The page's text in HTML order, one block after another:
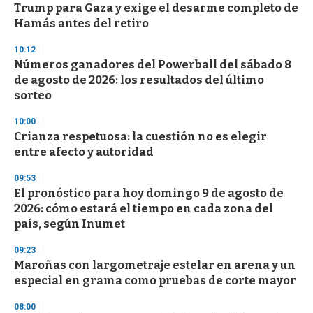
Trump para Gaza y exige el desarme completo de
Hamás antes del retiro
10:12
Números ganadores del Powerball del sábado 8
de agosto de 2026: los resultados del último
sorteo
10:00
Crianza respetuosa: la cuestión no es elegir
entre afecto y autoridad
09:53
El pronóstico para hoy domingo 9 de agosto de
2026: cómo estará el tiempo en cada zona del
país, según Inumet
09:23
Maroñas con largometraje estelar en arena y un
especial en grama como pruebas de corte mayor
08:00